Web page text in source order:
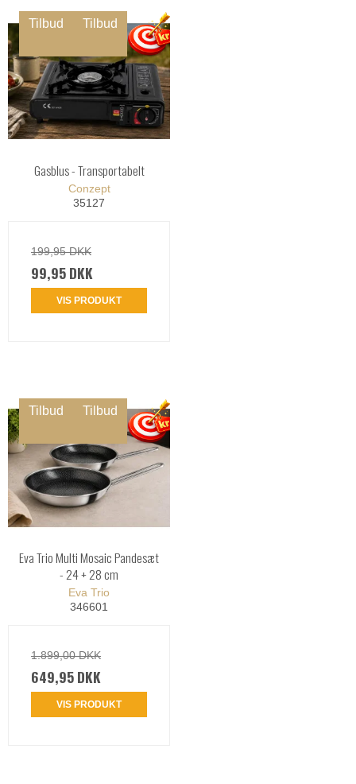
Tilbud Tilbud
Gasblus - Transportabelt
Conzept
35127
199,95 DKK
99,95 DKK
VIS PRODUKT
Tilbud Tilbud
Eva Trio Multi Mosaic Pandesæt
- 24 + 28 cm
Eva Trio
346601
1.899,00 DKK
649,95 DKK
VIS PRODUKT